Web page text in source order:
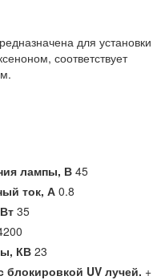
для установки
соответствует
лампы, В 45
ток, А 0.8
Вт 35
КВ 23
блокировкой UV лучей. +